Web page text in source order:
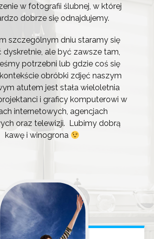
w fotografii ślubnej, w której
dobrze się odnajdujemy.
szczególnym dniu staramy się
dyskretnie, ale być zawsze tam,
potrzebni lub gdzie coś się
obróbki zdjęć naszym
atutem jest stała wieloletnia
i graficy komputerowi w
internetowych, agencjach
oraz telewizji. Lubimy dobrą
kawę i winogrona